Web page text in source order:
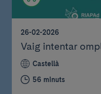
26-02-2026
Vaig intentar
Castellà
56 minuts